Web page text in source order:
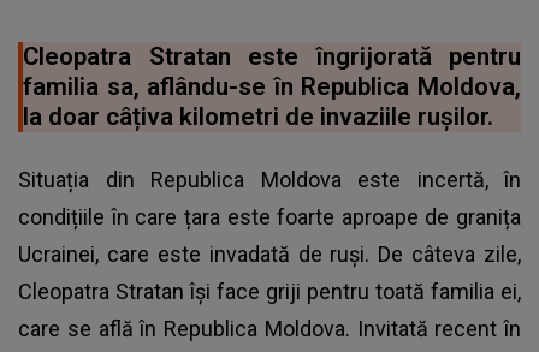
Cleopatra Stratan este îngrijorată pentru
familia sa, aflându-se în Republica Moldova,
la doar câțiva kilometri de invaziile rușilor.
Situația din Republica Moldova este incertă, în
condițiile în care țara este foarte aproape de granița
Ucrainei, care este invadată de ruși. De câteva zile,
Cleopatra Stratan își face griji pentru toată familia ei,
care se află în Republica Moldova. Invitată recent în